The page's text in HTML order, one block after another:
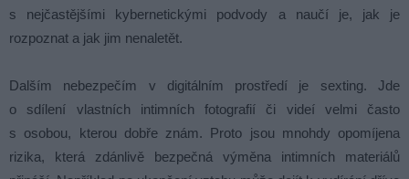
s nejčastějšími kybernetickými podvody a naučí je, jak je
rozpoznat a jak jim nenaletět.
Dalším nebezpečím v digitálním prostředí je sexting. Jde
o sdílení vlastních intimních fotografií či videí velmi často
s osobou, kterou dobře znám. Proto jsou mnohdy opomíjena
rizika, která zdánlivě bezpečná výměna intimních materiálů